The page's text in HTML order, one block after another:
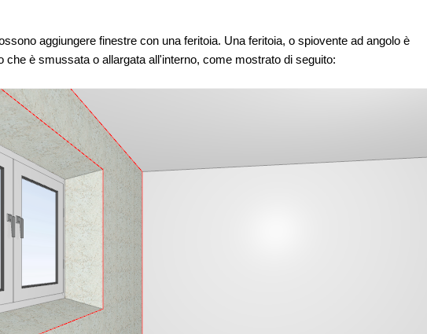
aggiungere finestre con una feritoia. Una feritoia, o spiovente ad angolo è
che è smussata o allargata all'interno, come mostrato di seguito: